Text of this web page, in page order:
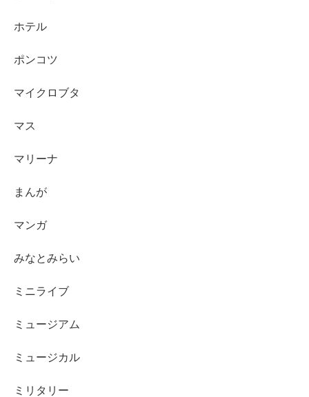
ホテル
ポンコツ
マイクロブタ
マス
マリーナ
まんが
マンガ
みなとみらい
ミニライブ
ミュージアム
ミュージカル
ミリタリー